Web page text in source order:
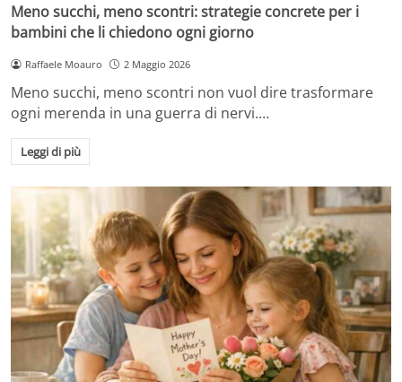
Meno succhi, meno scontri: strategie concrete per i
bambini che li chiedono ogni giorno
Raffaele Moauro 2 Maggio 2026
Meno succhi, meno scontri non vuol dire trasformare
ogni merenda in una guerra di nervi.…
Leggi di più